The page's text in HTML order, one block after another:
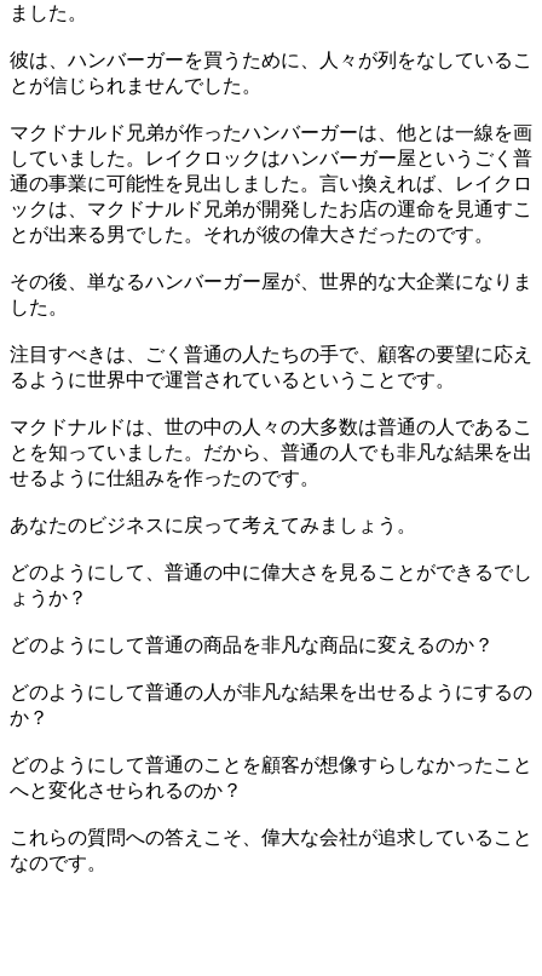
ました。
彼は、ハンバーガーを買うために、人々が列をなしているこ
とが信じられませんでした。
マクドナルド兄弟が作ったハンバーガーは、他とは一線を画
していました。レイクロックはハンバーガー屋というごく普
通の事業に可能性を見出しました。言い換えれば、レイクロ
ックは、マクドナルド兄弟が開発したお店の運命を見通すこ
とが出来る男でした。それが彼の偉大さだったのです。
その後、単なるハンバーガー屋が、世界的な大企業になりま
した。
注目すべきは、ごく普通の人たちの手で、顧客の要望に応え
るように世界中で運営されているということです。
マクドナルドは、世の中の人々の大多数は普通の人であるこ
とを知っていました。だから、普通の人でも非凡な結果を出
せるように仕組みを作ったのです。
あなたのビジネスに戻って考えてみましょう。
どのようにして、普通の中に偉大さを見ることができるでし
ょうか？
どのようにして普通の商品を非凡な商品に変えるのか？
どのようにして普通の人が非凡な結果を出せるようにするの
か？
どのようにして普通のことを顧客が想像すらしなかったこと
へと変化させられるのか？
これらの質問への答えこそ、偉大な会社が追求していること
なのです。